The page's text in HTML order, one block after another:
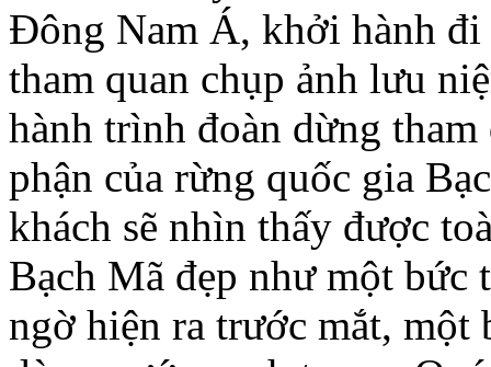
Đông Nam Á, khởi hành
tham quan chụp ảnh lưu
hành trình đoàn dừng
phận của rừng quốc gia
khách sẽ nhìn thấy được
Bạch Mã đẹp như một bức
ngờ hiện ra trước mắt, một